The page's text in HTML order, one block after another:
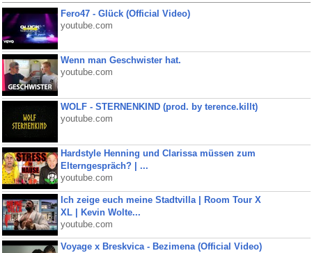
Fero47 - Glück (Official Video)
youtube.com
Wenn man Geschwister hat.
youtube.com
WOLF - STERNENKIND (prod. by terence.killt)
youtube.com
Hardstyle Henning und Clarissa müssen zum
Elterngespräch? | ...
youtube.com
Ich zeige euch meine Stadtvilla | Room Tour X
XL | Kevin Wolte...
youtube.com
Voyage x Breskvica - Bezimena (Official Video)